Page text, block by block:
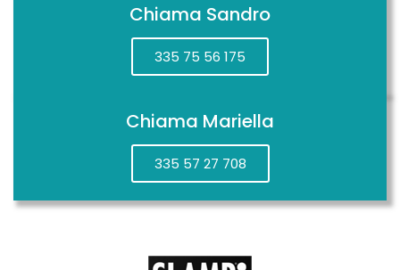
Chiama Sandro
335 75 56 175
Chiama Mariella
335 57 27 708